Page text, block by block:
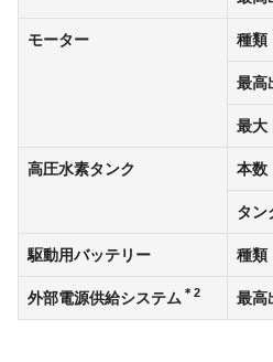
モーター 種類
最高
最大
高圧水素タンク 本数
タン
駆動用バッテリー 種類
外部電源供給システム ＊2 最高